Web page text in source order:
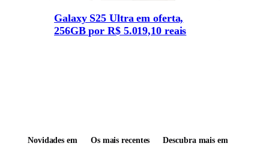
Galaxy S25 Ultra em oferta,
256GB por R$ 5.019,10 reais
Novidades em Os mais recentes Descubra mais em